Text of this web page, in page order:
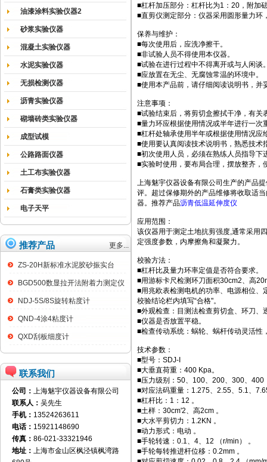
油漆涂料实验仪器2
砂浆实验仪器
混凝土实验仪器
水泥实验仪器
无损检测仪器
沥青实验仪器
砌墙砖类实验仪器
成型试模
公路路面仪器
土工布实验仪器
石膏类实验仪器
电子天平
推荐产品 更多...
ZS-20H新标准水泥胶砂振实台
BGD500数显拉开法附着力测定仪
NDJ-5S/8S旋转粘度计
QND-4涂4粘度计
QXD刮板细度计
联系我们
公司： 上海魅宇仪器设备有限公司
联系人： 吴先生
手机： 13524263611
电话： 15921148690
传真： 86-021-33321946
地址： 上海市金山区枫泾镇枫湾路
■杠杆加压部分：杠杆比为1：20，附加
■直剪仪测定部分：仪器采用圆形量力
保养与维护：
■每次使用后，应洗净擦干。
■非试验人员不得使用本仪器。
■试验在进行过程中不得离开或与人闲谈
■应放置在无尘、无腐蚀常温的环境中。
■使用本产品前，请仔细阅读说明书，并
注意事项：
■试验结束后，将剪切盒擦拭干净，有关
■量力环应根据使用情况或半年进行一次
■杠杆处轴承使用半年或根据使用情况应
■使用要认真阅读技术说明书，熟悉技术
■初次使用人员，必须在熟练人员指导下
■实验时使用，要布局合理，摆放整齐，
上海魅宇仪器设备有限公司生产的产品
评。超过保修期外的产品维修将收取适
器。推荐产品沥青低温延伸度仪
应用范围：
该仪器用于测定土地抗剪强度,通常采用
定强度参数，内摩擦角和凝聚力。
校验方法：
■杠杆比及量力环率定值是否符合要求。
■用游标卡尺检测环刀面积30cm2、高
■用兆欧表检测电机的功率、电源相位、
校验结论栏内填写“合格"。
■外观检查：目测法检查剪切盒、环刀、
■仪器是否放置平稳。
■检查传动系统：蜗轮、蜗杆传动灵活性
技术参数：
■型号：SDJ-I
■大垂直荷重：400 Kpa。
■压力级别：50、100、200、300、400
■对应法码重量：1.275、2.55、5.1、
■杠杆比：1：12 。
■土样：30cm'2、高2cm 。
■大水平剪切力：1.2KN 。
■动力形式：电动 。
■手轮转速：0.1、4、12 （r/min） 。
■手轮每转推进杆位移：0.2mm 。